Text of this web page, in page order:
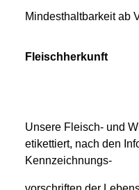
Mindesthaltbarkeit ab
Fleischherkunft
Unsere Fleisch- und
etikettiert, nach den
Kennzeichnungs-